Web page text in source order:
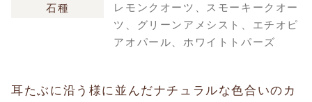
石種
レモンクオーツ、スモーキークオー
ツ、グリーンアメシスト、エチオピ
アオパール、ホワイトトパーズ
耳たぶに沿う様に並んだナチュラルな色合いのカ